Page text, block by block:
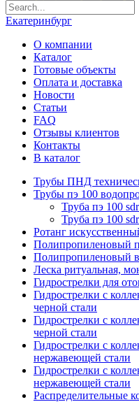
Екатеринбург
О компании
Каталог
Готовые объекты
Оплата и доставка
Новости
Статьи
FAQ
Отзывы клиентов
Контакты
В каталог
Трубы ПНД
Трубы пэ 100
Труба пэ 100 sdr
Труба пэ 100
Ротанг
Полипропиленовый
Полипропиленовый
Леска ритуальная,
Гидрострелки для
Гидрострелки с
черной стали
Гидрострелки с
черной стали
Гидрострелки с
нержавеющей стали
Гидрострелки с
нержавеющей стали
Распределительные